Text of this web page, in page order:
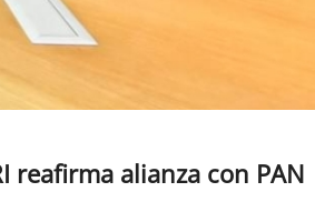
reafirma alianza con PAN